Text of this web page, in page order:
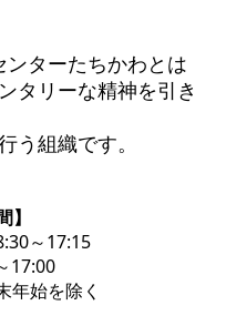
ターたちかわとは
タリーな精神を引き
う組織です。
】
～17:15
17:00
年始を除く